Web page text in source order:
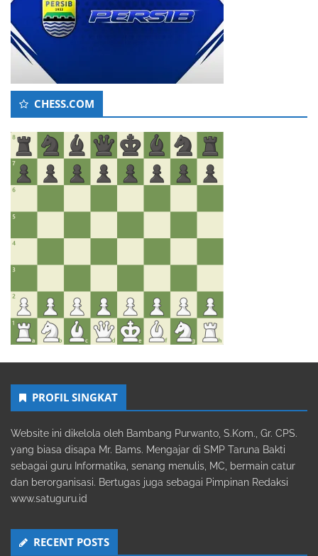
CHESS.COM
PROFIL SINGKAT
Website ini dikelola oleh Bambang Purwanto, S.Kom., Gr. CPS.
yang biasa disapa Mr. Bams. Mengajar di SMP Taruna Bakti
sebagai guru Informatika, senang menulis, MC, bermain catur
dan berorganisasi. Bertugas juga sebagai Pimpinan Redaksi
www.satuguru.id
RECENT POSTS